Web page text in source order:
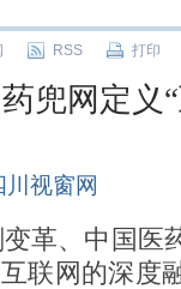
RSS 打印
兜网定义
川视窗网
革、中国医
联网的深度